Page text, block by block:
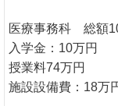
医療事務科 総額
入学金：10万円
授業料74万円
施設設備費：18万